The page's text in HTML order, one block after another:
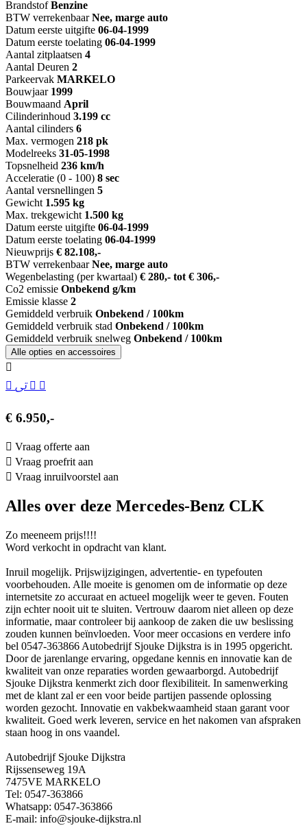
Brandstof Benzine
BTW verrekenbaar Nee, marge auto
Datum eerste uitgifte 06-04-1999
Datum eerste toelating 06-04-1999
Aantal zitplaatsen 4
Aantal Deuren 2
Parkeervak MARKELO
Bouwjaar 1999
Bouwmaand April
Cilinderinhoud 3.199 cc
Aantal cilinders 6
Max. vermogen 218 pk
Modelreeks 31-05-1998
Topsnelheid 236 km/h
Acceleratie (0 - 100) 8 sec
Aantal versnellingen 5
Gewicht 1.595 kg
Max. trekgewicht 1.500 kg
Datum eerste uitgifte 06-04-1999
Datum eerste toelating 06-04-1999
Nieuwprijs € 82.108,-
BTW verrekenbaar Nee, marge auto
Wegenbelasting (per kwartaal) € 280,- tot € 306,-
Co2 emissie Onbekend g/km
Emissie klasse 2
Gemiddeld verbruik Onbekend / 100km
Gemiddeld verbruik stad Onbekend / 100km
Gemiddeld verbruik snelweg Onbekend / 100km
Alle opties en accessoires
€ 6.950,-
Vraag offerte aan
Vraag proefrit aan
Vraag inruilvoorstel aan
Alles over deze Mercedes-Benz CLK
Zo meeneem prijs!!!!
Word verkocht in opdracht van klant.
Inruil mogelijk. Prijswijzigingen, advertentie- en typefouten
voorbehouden. Alle moeite is genomen om de informatie op deze
internetsite zo accuraat en actueel mogelijk weer te geven. Fouten
zijn echter nooit uit te sluiten. Vertrouw daarom niet alleen op deze
informatie, maar controleer bij aankoop de zaken die uw beslissing
zouden kunnen beïnvloeden. Voor meer occasions en verdere info
bel 0547-363866 Autobedrijf Sjouke Dijkstra is in 1995 opgericht.
Door de jarenlange ervaring, opgedane kennis en innovatie kan de
kwaliteit van onze reparaties worden gewaarborgd. Autobedrijf
Sjouke Dijkstra kenmerkt zich door flexibiliteit. In samenwerking
met de klant zal er een voor beide partijen passende oplossing
worden gezocht. Innovatie en vakbekwaamheid staan garant voor
kwaliteit. Goed werk leveren, service en het nakomen van afspraken
staan hoog in ons vaandel.
Autobedrijf Sjouke Dijkstra
Rijssenseweg 19A
7475VE MARKELO
Tel: 0547-363866
Whatsapp: 0547-363866
E-mail: info@sjouke-dijkstra.nl